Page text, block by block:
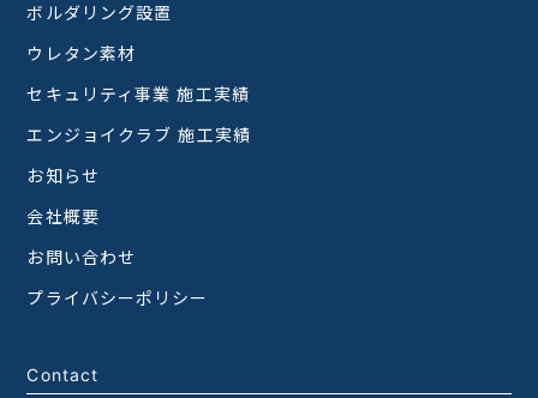
ボルダリング設置
ウレタン素材
セキュリティ事業 施工実績
エンジョイクラブ 施工実績
お知らせ
会社概要
お問い合わせ
プライバシーポリシー
Contact